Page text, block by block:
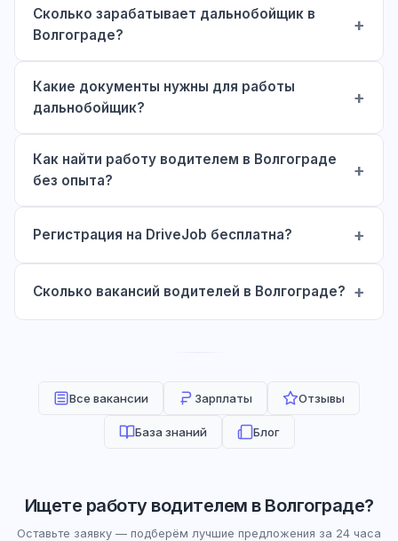
Сколько зарабатывает дальнобойщик в
Волгограде?
Какие документы нужны для работы
дальнобойщик?
Как найти работу водителем в Волгограде
без опыта?
Регистрация на DriveJob бесплатна?
Сколько вакансий водителей в Волгограде?
Все вакансии Зарплаты Отзывы
База знаний Блог
Ищете работу водителем в Волгограде?
Оставьте заявку — подберём лучшие предложения за 24 часа